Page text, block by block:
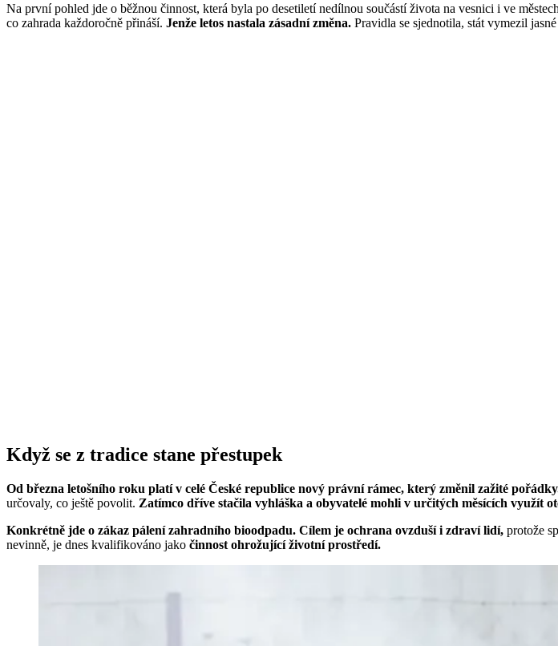
Na první pohled jde o běžnou činnost, která byla po desetiletí nedílnou součástí života na vesnici i ve
co zahrada každoročně přináší. Jenže letos nastala zásadní změna. Pravidla se sjednotila, stát vymezil
Když se z tradice stane přestupek
Od března letošního roku platí v celé České republice nový právní rámec, který změnil zažité
určovaly, co ještě povolit. Zatímco dříve stačila vyhláška a obyvatelé mohli v určitých měsících využít
Konkrétně jde o zákaz pálení zahradního bioodpadu. Cílem je ochrana ovzduší i zdraví lidí, protože
nevinně, je dnes kvalifikováno jako činnost ohrožující životní prostředí.